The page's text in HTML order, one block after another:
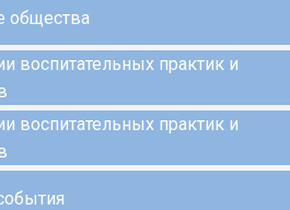
общества
воспитательных практик и
воспитательных практик и